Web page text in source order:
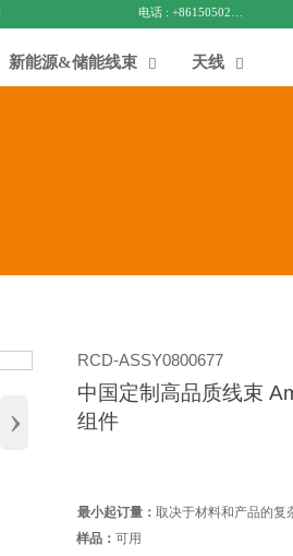
新能源&储能线束  天线 
›
RCD-ASSY0800677
中国定制高品质线束
组件
最小起订量： 取决于材料和产品的复
样品：可用